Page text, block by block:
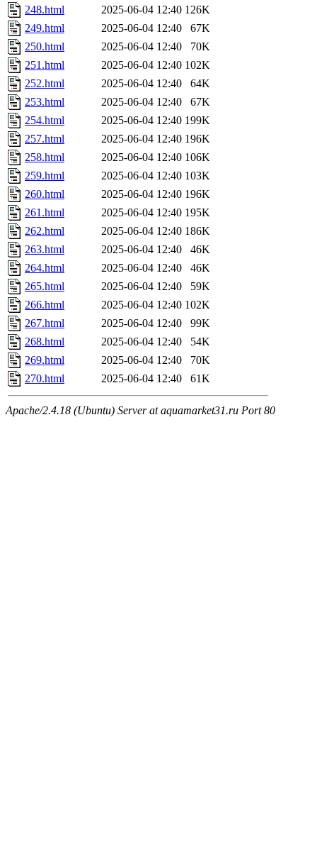
248.html
2025-06-04 12:40 126K
249.html
2025-06-04 12:40
67K
250.html
2025-06-04 12:40
70K
251.html
2025-06-04 12:40 102K
252.html
2025-06-04 12:40
64K
253.html
2025-06-04 12:40
67K
254.html
2025-06-04 12:40 199K
257.html
2025-06-04 12:40 196K
258.html
2025-06-04 12:40 106K
259.html
2025-06-04 12:40 103K
260.html
2025-06-04 12:40 196K
261.html
2025-06-04 12:40 195K
262.html
2025-06-04 12:40 186K
263.html
2025-06-04 12:40
46K
264.html
2025-06-04 12:40
46K
265.html
2025-06-04 12:40
59K
266.html
2025-06-04 12:40 102K
267.html
2025-06-04 12:40
99K
268.html
2025-06-04 12:40
54K
269.html
2025-06-04 12:40
70K
270.html
2025-06-04 12:40 61K
Apache/2.4.18 (Ubuntu) Server at aquamarket31.ru Port 80